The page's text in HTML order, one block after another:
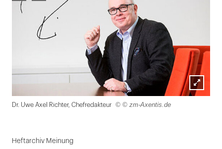
Lightbox
Dr. Uwe Axel Richter, Chefredakteur © © zm-Axentis.de
1Heftarchiv Meinung